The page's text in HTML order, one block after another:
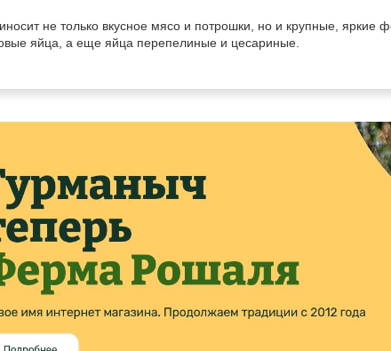
не только вкусное мясо и потрошки, но и крупные,
яйца, а еще яйца перепелиные и цесариные.